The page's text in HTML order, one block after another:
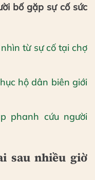
bố gặp sự cố sức
từ sự cố tại chợ
hộ dân biên giới
phanh cứu người
sau nhiều giờ